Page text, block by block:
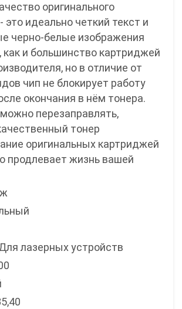
оригинального
это идеально четкий текст и
черно-белые изображения
как и большинство картриджей
но в отличие от
чип не блокирует работу
окончания в нём тонера.
перезаправлять,
тонер
оригинальных картриджей
продлевает жизнь вашей
лазерных устройств